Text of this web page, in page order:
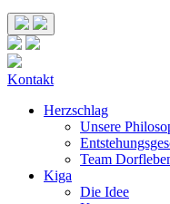
Kontakt
Herzschlag
Unsere
Team
Kiga
Die Idee